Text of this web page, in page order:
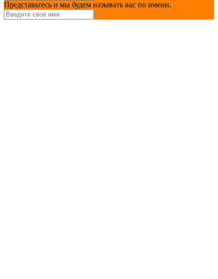
Представьтесь и мы будем называть вас по имени.